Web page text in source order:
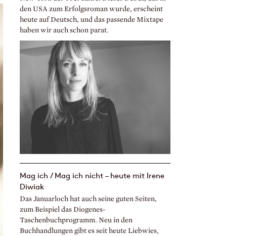
den USA zum Erfolgsroman wurde, erscheint
heute auf Deutsch, und das passende Mixtape
haben wir auch schon parat.
Mag ich / Mag ich nicht – heute mit Irene
Diwiak
Das Januarloch hat auch seine guten Seiten,
zum Beispiel das Diogenes-
Taschenbuchprogramm. Neu in den
Buchhandlungen gibt es seit heute Liebwies,